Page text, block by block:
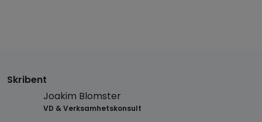
Skribent
Joakim Blomster
VD & Verksamhetskonsult